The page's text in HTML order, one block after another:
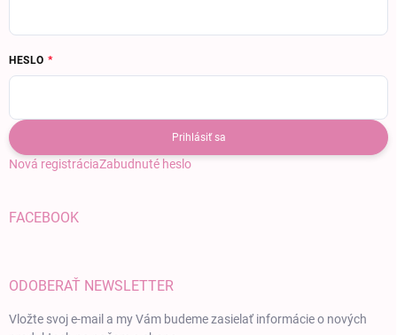
HESLO
Prihlásiť sa
Nová registráciaZabudnuté heslo
FACEBOOK
ODOBERAŤ NEWSLETTER
Vložte svoj e-mail a my Vám budeme zasielať informácie o nových